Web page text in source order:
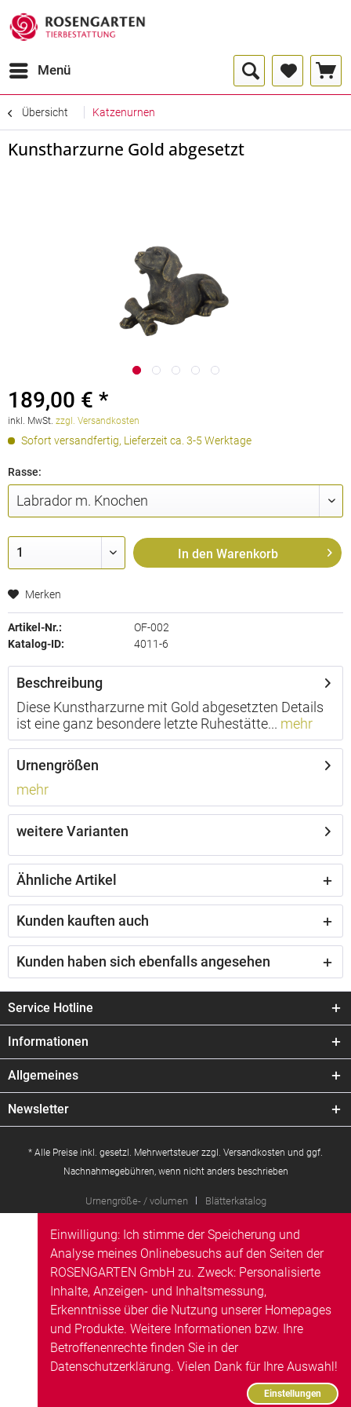
Menü
Übersicht Katzenurnen
Kunstharzurne Gold abgesetzt
189,00 € *
inkl. MwSt. zzgl. Versandkosten
Sofort versandfertig, Lieferzeit ca. 3-5 Werktage
Rasse:
In den Warenkorb
Merken
Artikel-Nr.:
OF-002
Katalog-ID:
4011-6
Beschreibung
Diese Kunstharzurne mit Gold abgesetzten Details
ist eine ganz besondere letzte Ruhestätte... mehr
Urnengrößen
mehr
weitere Varianten
Ähnliche Artikel
Kunden kauften auch
Kunden haben sich ebenfalls angesehen
Service Hotline
Informationen
Allgemeines
Newsletter
* Alle Preise inkl. gesetzl. Mehrwertsteuer zzgl. Versandkosten und ggf.
Nachnahmegebühren, wenn nicht anders beschrieben
Urnengröße- / volumen Blätterkatalog
Einwilligung: Ich stimme der Speicherung und
Analyse meines Onlinebesuchs auf den Seiten der
ROSENGARTEN GmbH zu. Zweck: Personalisierte
Inhalte, Anzeigen- und Inhaltsmessung,
Erkenntnisse über die Nutzung unserer Homepages
und Produkte. Weitere Informationen bzw. Ihre
Betroffenenrechte finden Sie in der
Datenschutzerklärung. Vielen Dank für Ihre Auswahl!
Einstellungen